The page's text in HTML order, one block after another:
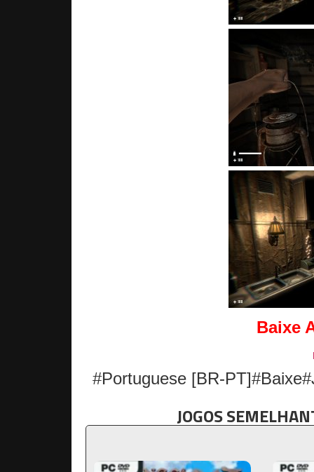
Baixe
#Portuguese [BR-
JOGOS